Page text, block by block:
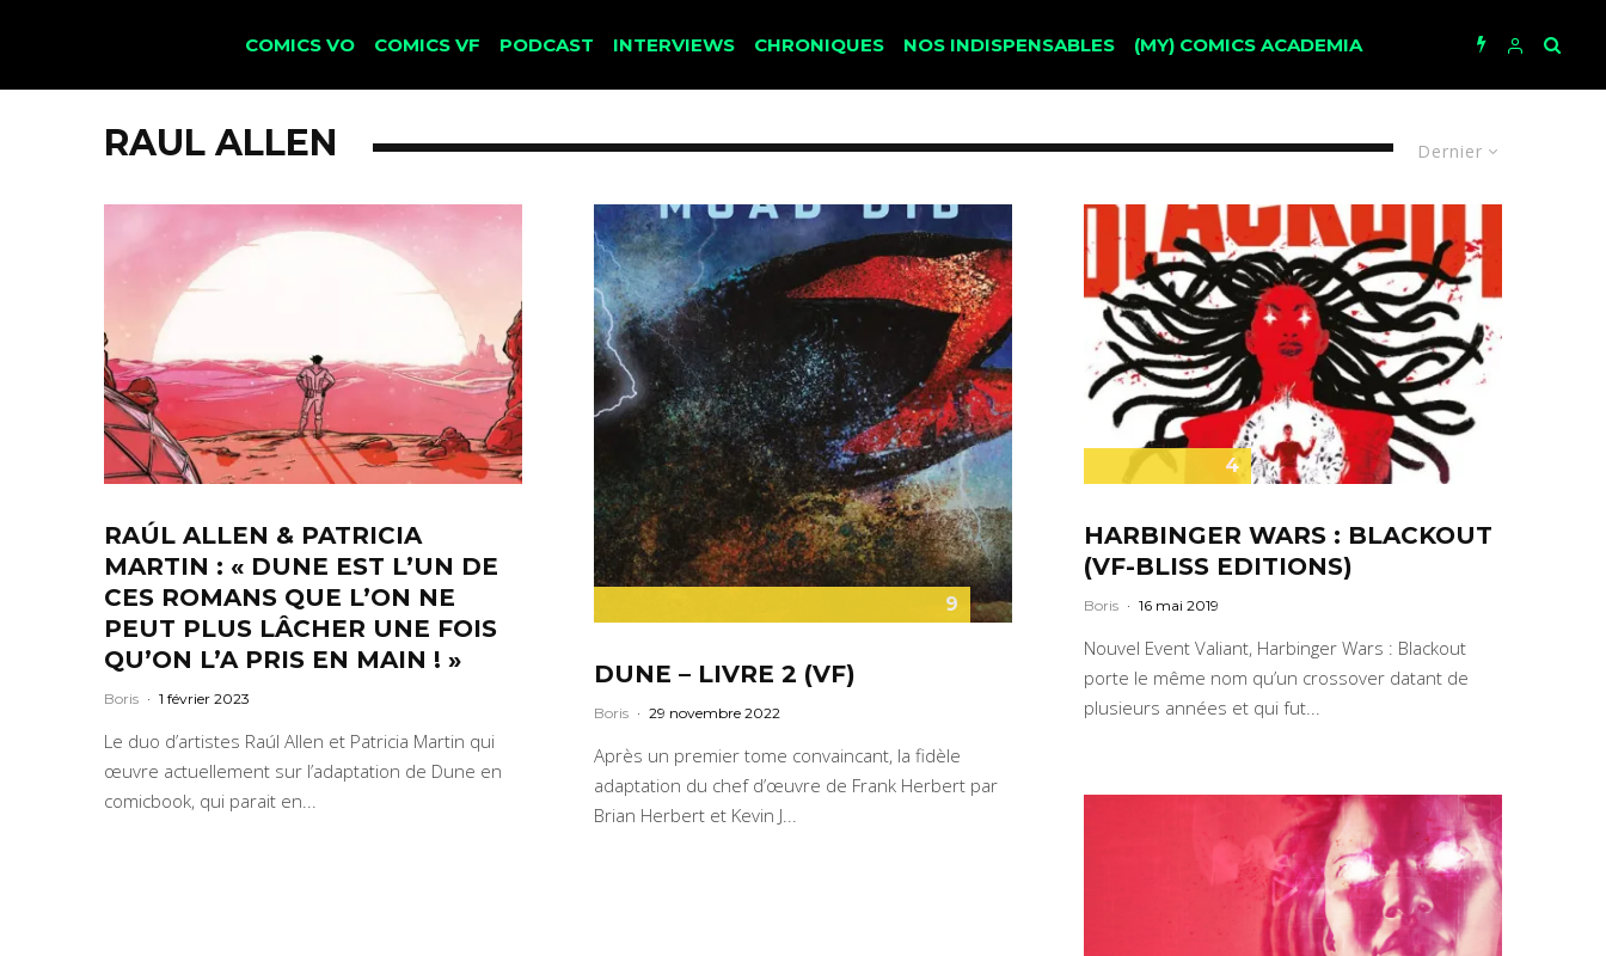
COMICS VO COMICS VF PODCAST INTERVIEWS CHRONIQUES NOS INDISPENSABLES (MY) COMICS ACADEMIA
Dernier
RAUL ALLEN
RAÚL ALLEN & PATRICIA
MARTIN : « DUNE EST L’UN DE
CES ROMANS QUE L’ON NE
PEUT PLUS LÂCHER UNE FOIS
QU’ON L’A PRIS EN MAIN ! »
Boris · 1 février 2023
Le duo d’artistes Raúl Allen et Patricia Martin qui
œuvre actuellement sur l’adaptation de Dune en
comicbook, qui parait en...
9
DUNE – LIVRE 2 (VF)
Boris · 29 novembre 2022
Après un premier tome convaincant, la fidèle
adaptation du chef d’œuvre de Frank Herbert par
Brian Herbert et Kevin J...
4
HARBINGER WARS : BLACKOUT
(VF-BLISS EDITIONS)
Boris · 16 mai 2019
Nouvel Event Valiant, Harbinger Wars : Blackout
porte le même nom qu’un crossover datant de
plusieurs années et qui fut...